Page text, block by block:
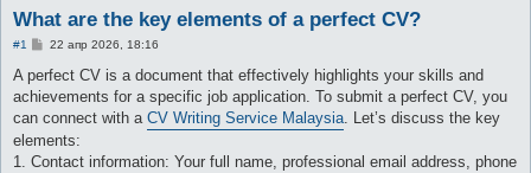
What are the key elements of a perfect CV?
#1
С
о
щ
е
и
е
22 апр 2026, 18:16
A perfect CV is a document that effectively highlights your skills and
achievements for a specific job application. To submit a perfect CV, you
can connect with a CV Writing Service Malaysia. Let’s discuss the key
elements:
1. Contact information: Your full name, professional email address, phone